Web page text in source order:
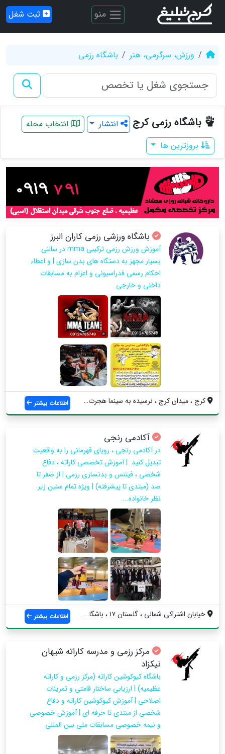
منو ثبت شغل
ورزش، سرگرمی، هنر باشگاه رزمی
باشگاه رزمی کرج انتشار
انتخاب محله
بروزترین ها
باشگاه ورزشی رزمی کاران البرز
آموزش ورزش رزمی ترکیبی mma در سالنی
بسیار مجهز به دستگاه های بدن سازی | و اعطاء
احکام رسمی فدراسیونی و اعزام به مسابقات
داخلی و خارجی
کرج ، میدان کرج ، نرسیده به سینما هجرت ،... اطلاعات بیشتر
آکادمی رنجی
در آکادمی رنجی ، رویای قهرمانی را به واقعیت
تبدیل کنید ‌ | آموزش تخصصی کاراته ، دفاع
شخصی ، فیتنس و بدنسازی رزمی | از صفر تا
صد (مبتدی تا پیشرفته) | ویژه تمام سنین زیر
نظر خانواده...
خیابان اشتراکی شمالی ، گلستان ۱۷ ، باشگا... اطلاعات بیشتر
مرکز رزمی و مدرسه کاراته شیهان
نیکزاد
باشگاه کیوکوشین کاراته (مرکز رزمی و کاراته
عظیمیه) | ارزیابی ساختار قامتی و تمرینات
اصلاحی | آموزش کیوکوشین کاراته و دفاع
شخصی از مبتدی تا حرفه ای | آموزش خصوصی
و نیمه خصوصی مسابقات ملی بین المللی